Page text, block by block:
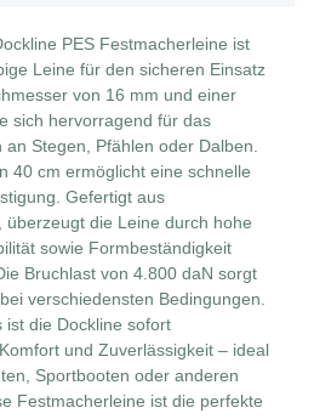
PES Festmacherleine ist
Leine für den sicheren Einsatz
von 16 mm und einer
sich hervorragend für das
Stegen, Pfählen oder Dalben.
40 cm ermöglicht eine schnelle
Gefertigt aus
überzeugt die Leine durch hohe
sowie Formbeständigkeit
Bruchlast von 4.800 daN sorgt
verschiedensten Bedingungen.
ist die Dockline sofort
und Zuverlässigkeit – ideal
Sportbooten oder anderen
Festmacherleine ist die perfekte